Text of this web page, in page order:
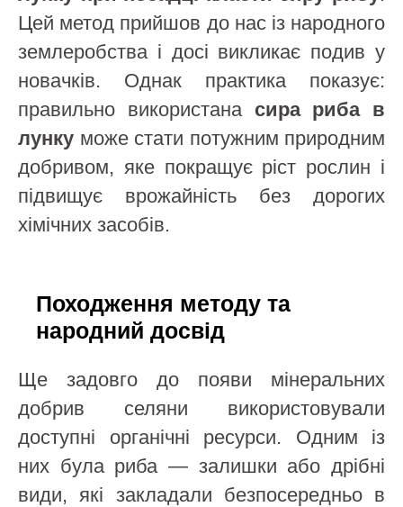
Цей метод прийшов до нас із народного
землеробства і досі викликає подив у
новачків. Однак практика показує:
правильно використана сирa риба в
лунку може стати потужним природним
добривом, яке покращує ріст рослин і
підвищує врожайність без дорогих
хімічних засобів.
Походження методу та
народний досвід
Ще задовго до появи мінеральних
добрив селяни використовували
доступні органічні ресурси. Одним із
них була риба — залишки або дрібні
види, які закладали безпосередньо в